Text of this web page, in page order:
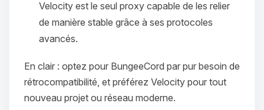
Velocity est le seul proxy capable de les relier
de manière stable grâce à ses protocoles
avancés.
En clair : optez pour BungeeCord par pur besoin de
rétrocompatibilité, et préférez Velocity pour tout
nouveau projet ou réseau moderne.